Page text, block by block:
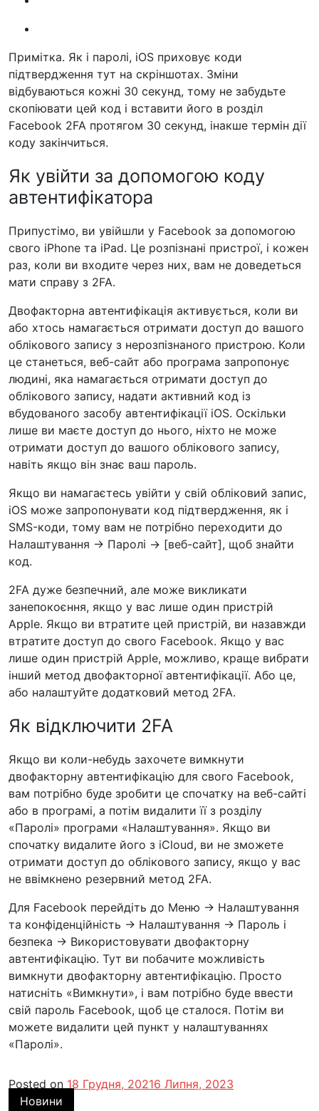
Примітка. Як і паролі, iOS приховує коди
підтвердження тут на скріншотах. Зміни
відбуваються кожні 30 секунд, тому не забудьте
скопіювати цей код і вставити його в розділ
Facebook 2FA протягом 30 секунд, інакше термін дії
коду закінчиться.
Як увійти за допомогою коду
автентифікатора
Припустімо, ви увійшли у Facebook за допомогою
свого iPhone та iPad. Це розпізнані пристрої, і кожен
раз, коли ви входите через них, вам не доведеться
мати справу з 2FA.
Двофакторна автентифікація активується, коли ви
або хтось намагається отримати доступ до вашого
облікового запису з нерозпізнаного пристрою. Коли
це станеться, веб-сайт або програма запропонує
людині, яка намагається отримати доступ до
облікового запису, надати активний код із
вбудованого засобу автентифікації iOS. Оскільки
лише ви маєте доступ до нього, ніхто не може
отримати доступ до вашого облікового запису,
навіть якщо він знає ваш пароль.
Якщо ви намагаєтесь увійти у свій обліковий запис,
iOS може запропонувати код підтвердження, як і
SMS-коди, тому вам не потрібно переходити до
Налаштування -> Паролі -> [веб-сайт], щоб знайти
код.
2FA дуже безпечний, але може викликати
занепокоєння, якщо у вас лише один пристрій
Apple. Якщо ви втратите цей пристрій, ви назавжди
втратите доступ до свого Facebook. Якщо у вас
лише один пристрій Apple, можливо, краще вибрати
інший метод двофакторної автентифікації. Або це,
або налаштуйте додатковий метод 2FA.
Як відключити 2FA
Якщо ви коли-небудь захочете вимкнути
двофакторну автентифікацію для свого Facebook,
вам потрібно буде зробити це спочатку на веб-сайті
або в програмі, а потім видалити її з розділу
«Паролі» програми «Налаштування». Якщо ви
спочатку видалите його з iCloud, ви не зможете
отримати доступ до облікового запису, якщо у вас
не ввімкнено резервний метод 2FA.
Для Facebook перейдіть до Меню -> Налаштування
та конфіденційність -> Налаштування -> Пароль і
безпека -> Використовувати двофакторну
автентифікацію. Тут ви побачите можливість
вимкнути двофакторну автентифікацію. Просто
натисніть «Вимкнути», і вам потрібно буде ввести
свій пароль Facebook, щоб це сталося. Потім ви
можете видалити цей пункт у налаштуваннях
«Паролі».
Posted on 18 Грудня, 20216 Липня, 2023
Новини